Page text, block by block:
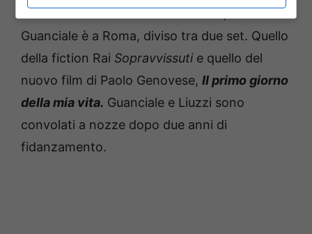
Guanciale è a Roma, diviso tra due set. Quello
della fiction Rai Sopravvissutie quello del
nuovo film di Paolo Genovese, Il primo giorno
della mia vita. Guanciale e Liuzzi sono
convolati a nozze dopo due anni di
fidanzamento.